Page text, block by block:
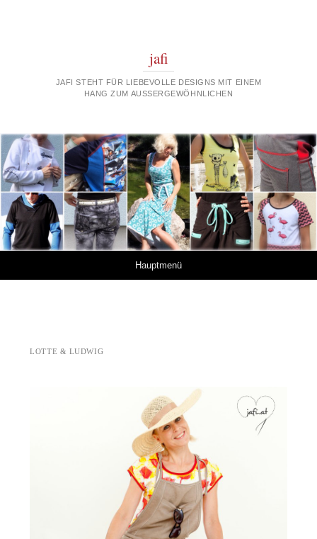
jafi
JAFI STEHT FÜR LIEBEVOLLE DESIGNS MIT EINEM
HANG ZUM AUSSERGEWÖHNLICHEN
Hauptmenü
LOTTE & LUDWIG